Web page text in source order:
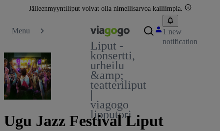
Jälleenmyyntiliput voivat olla nimellisarvoa kalliimpia.
Menu
Liput -
konsertti,
urheilu
&amp;
teatteriliput
|
viagogo
lipputori
1 new
notification
Ugu Jazz Festival Liput